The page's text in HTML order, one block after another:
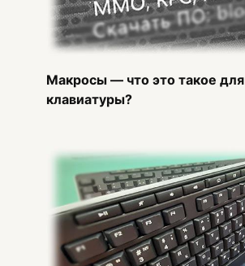
Макросы — что это такое для
клавиатуры?